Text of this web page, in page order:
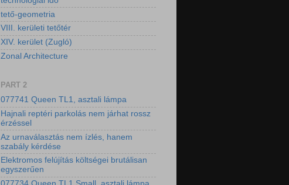
tető-geometria
VIII. kerületi tetőtér
XIV. kerület (Zugló)
Zonal Architecture
PART 2
077741 Queen TL1, asztali lámpa
Hajnali reptéri parkolás nem járhat rossz
érzéssel
Az urnaválasztás nem ízlés, hanem
szabály kérdése
Elektromos felújítás költségei brutálisan
egyszerűen